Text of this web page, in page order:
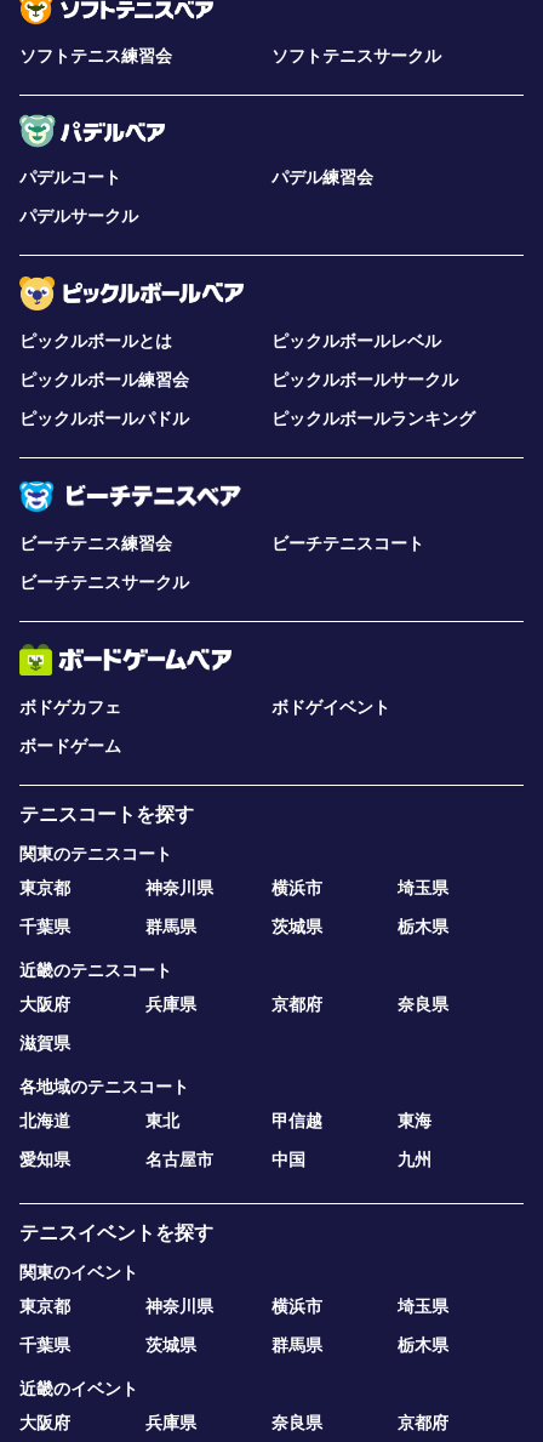
ソフトテニス練習会 ソフトテニスサークル
パデルコート
パデル練習会
パデルサークル
ピックルボールとは
ピックルボールレベル
ピックルボール練習会
ピックルボールサークル
ピックルボールパドル
ピックルボールランキング
ビーチテニス練習会
ビーチテニスコート
ビーチテニスサークル
ボドゲカフェ
ボドゲイベント
ボードゲーム
テニスコートを探す
関東のテニスコート
東京都
神奈川県 横浜市
埼玉県
千葉県
群馬県 茨城県 栃木県
近畿のテニスコート
大阪府
兵庫県 京都府
奈良県
滋賀県
各地域のテニスコート
北海道
東北 甲信越
東海
愛知県
名古屋市 中国 九州
テニスイベントを探す
関東のイベント
東京都
神奈川県 横浜市
埼玉県
千葉県
茨城県 群馬県 栃木県
近畿のイベント
大阪府
兵庫県 奈良県 京都府